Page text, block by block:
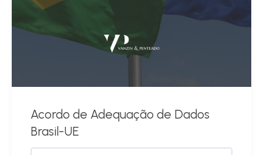
Acordo de Adequação de Dados
Brasil-UE